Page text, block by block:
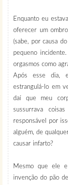
Enquanto eu
oferecer um
(sabe, por causa
pequeno
orgasmos como
Após esse dia,
estrangulá-lo em
daí que meu
sussurrava
responsável por
alguém, de
causar infarto?
Mesmo que ele
invenção do pão